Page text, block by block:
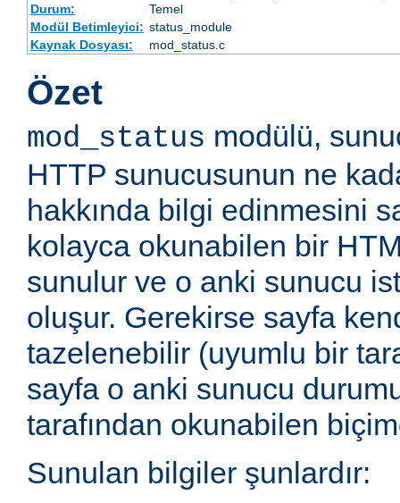
Durum:
Temel
Modül Betimleyici: status_module
Kaynak Dosyası:
mod_status.c
Özet
mod_status modülü,
HTTP sunucusunun ne
hakkında bilgi edinmesini
kolayca okunabilen bir
sunulur ve o anki sunucu
oluşur. Gerekirse sayfa
tazelenebilir (uyumlu bir
sayfa o anki sunucu
tarafından okunabilen
Sunulan bilgiler şunlardır: